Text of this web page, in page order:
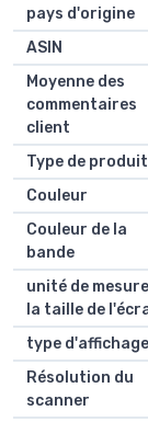
pays d'origine
ASIN
Moyenne des
commentaires
client
Type de produit
Couleur
Couleur de la
bande
unité de
la taille de
type d'affichage
Résolution du
scanner